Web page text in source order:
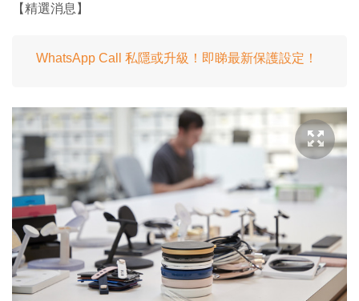
【精選消息】
WhatsApp Call 私隱或升級！即睇最新保護設定！